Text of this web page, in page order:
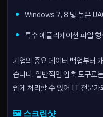
Windows 7, 8 및 높은
특수 애플리케이션 파일
기업의 중요 데이터 백업부터
습니다. 일반적인 압축 도구로
쉽게 처리할 수 있어 IT 전문
🖼️ 스크린샷